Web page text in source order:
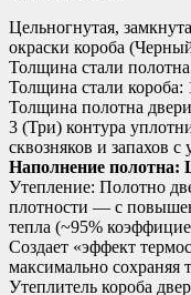
Цельногнутая,
окраски короба
Толщина стали
Толщина стали короба:
Толщина полотна
3 (Три) контура
сквозняков и запахов
Наполнение
Утепление: Полотно
плотности — с
тепла (~95%
Создает «эффект
максимально сохраняя
Утеплитель короба